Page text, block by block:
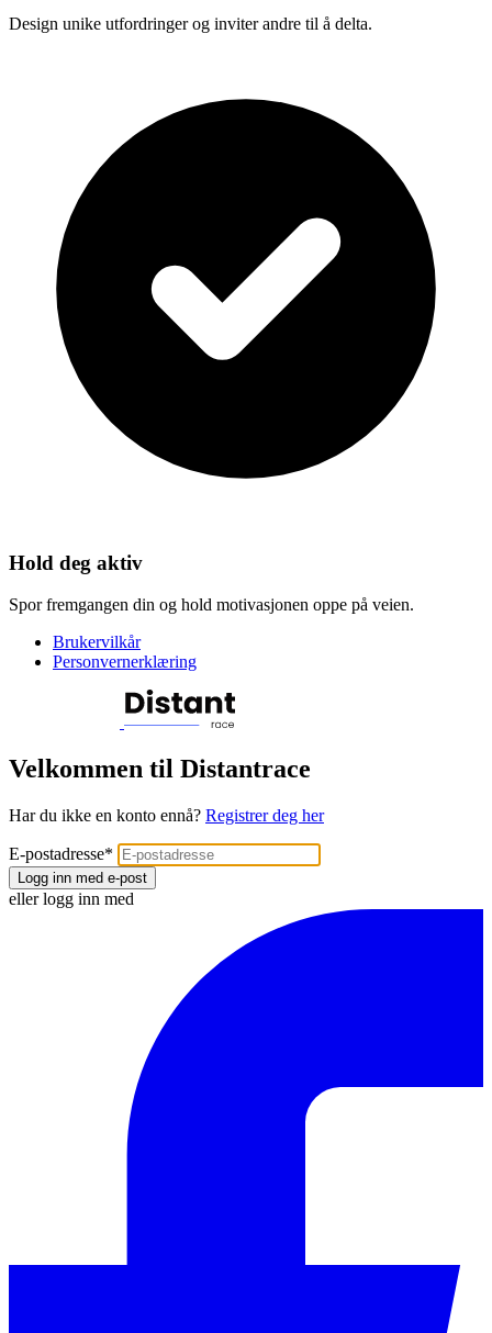
Design unike utfordringer og inviter andre til å delta.
Hold deg aktiv
Spor fremgangen din og hold motivasjonen oppe på veien.
Brukervilkår
Personvernerklæring
Velkommen til Distantrace
Har du ikke en konto ennå? Registrer deg her
E-postadresse*
Logg inn med e-post
eller logg inn med